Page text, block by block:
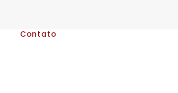
Contato